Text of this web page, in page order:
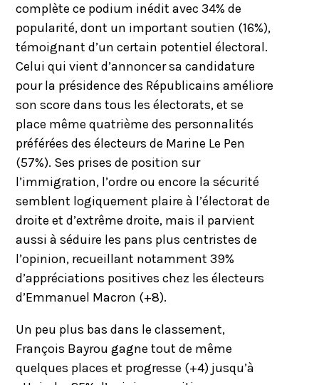
complète ce podium inédit avec 34% de
popularité, dont un important soutien (16%),
témoignant d’un certain potentiel électoral.
Celui qui vient d’annoncer sa candidature
pour la présidence des Républicains améliore
son score dans tous les électorats, et se
place même quatrième des personnalités
préférées des électeurs de Marine Le Pen
(57%). Ses prises de position sur
l’immigration, l’ordre ou encore la sécurité
semblent logiquement plaire à l’électorat de
droite et d’extrême droite, mais il parvient
aussi à séduire les pans plus centristes de
l’opinion, recueillant notamment 39%
d’appréciations positives chez les électeurs
d’Emmanuel Macron (+8).
Un peu plus bas dans le classement,
François Bayrou gagne tout de même
quelques places et progresse (+4) jusqu’à